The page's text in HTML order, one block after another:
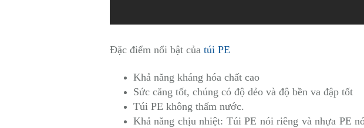
Đặc điểm nổi bật của túi PE
Khả năng kháng hóa chất cao
Sức căng tốt, chúng có độ dẻo và độ bền va đập tốt
Túi PE không thấm nước.
Khả năng chịu nhiệt: Túi PE nói riêng và nhựa PE